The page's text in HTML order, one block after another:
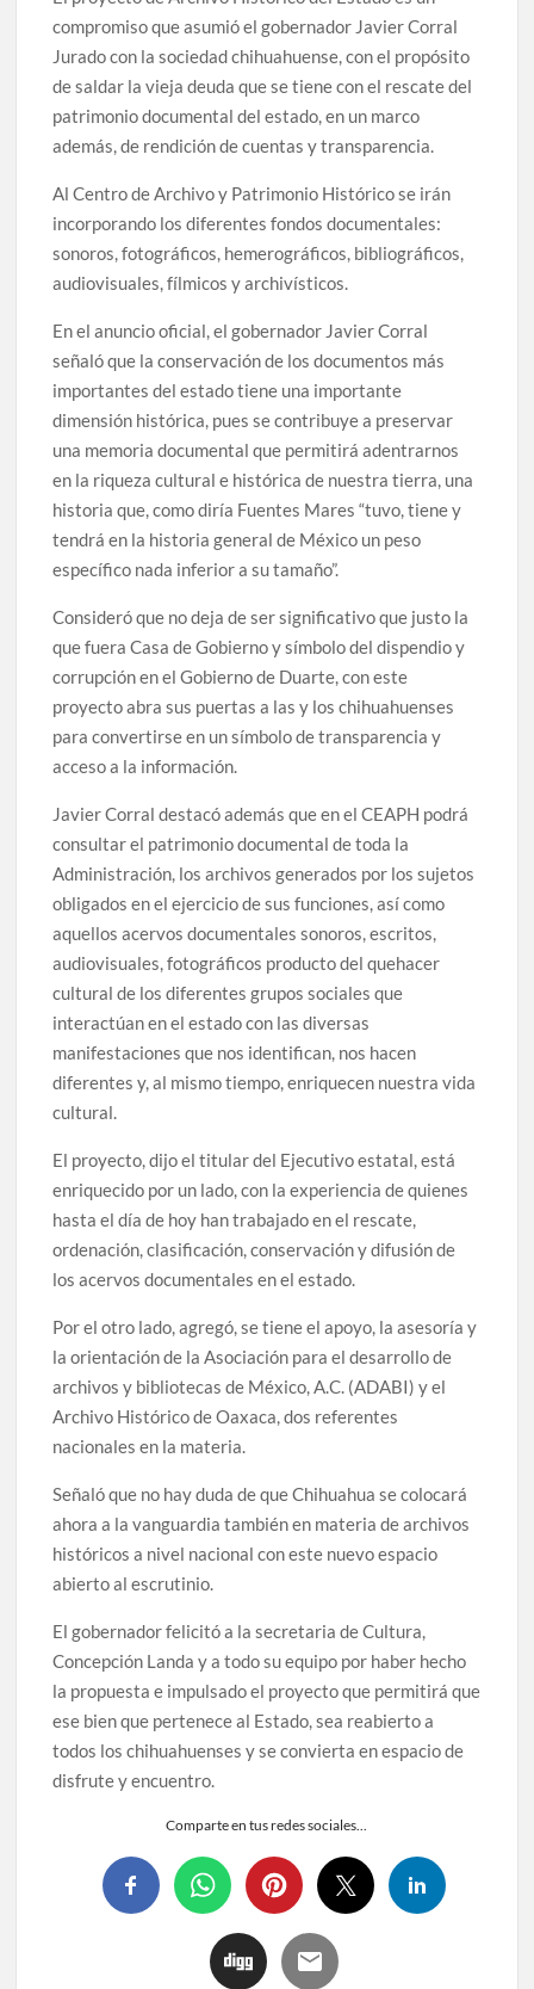
compromiso que asumió el gobernador Javier Corral
Jurado con la sociedad chihuahuense, con el propósito
de saldar la vieja deuda que se tiene con el rescate del
patrimonio documental del estado, en un marco
además, de rendición de cuentas y transparencia.
Al Centro de Archivo y Patrimonio Histórico se irán
incorporando los diferentes fondos documentales:
sonoros, fotográficos, hemerográficos, bibliográficos,
audiovisuales, fílmicos y archivísticos.
En el anuncio oficial, el gobernador Javier Corral
señaló que la conservación de los documentos más
importantes del estado tiene una importante
dimensión histórica, pues se contribuye a preservar
una memoria documental que permitirá adentrarnos
en la riqueza cultural e histórica de nuestra tierra, una
historia que, como diría Fuentes Mares “tuvo, tiene y
tendrá en la historia general de México un peso
específico nada inferior a su tamaño”.
Consideró que no deja de ser significativo que justo la
que fuera Casa de Gobierno y símbolo del dispendio y
corrupción en el Gobierno de Duarte, con este
proyecto abra sus puertas a las y los chihuahuenses
para convertirse en un símbolo de transparencia y
acceso a la información.
Javier Corral destacó además que en el CEAPH podrá
consultar el patrimonio documental de toda la
Administración, los archivos generados por los sujetos
obligados en el ejercicio de sus funciones, así como
aquellos acervos documentales sonoros, escritos,
audiovisuales, fotográficos producto del quehacer
cultural de los diferentes grupos sociales que
interactúan en el estado con las diversas
manifestaciones que nos identifican, nos hacen
diferentes y, al mismo tiempo, enriquecen nuestra vida
cultural.
El proyecto, dijo el titular del Ejecutivo estatal, está
enriquecido por un lado, con la experiencia de quienes
hasta el día de hoy han trabajado en el rescate,
ordenación, clasificación, conservación y difusión de
los acervos documentales en el estado.
Por el otro lado, agregó, se tiene el apoyo, la asesoría y
la orientación de la Asociación para el desarrollo de
archivos y bibliotecas de México, A.C. (ADABI) y el
Archivo Histórico de Oaxaca, dos referentes
nacionales en la materia.
Señaló que no hay duda de que Chihuahua se colocará
ahora a la vanguardia también en materia de archivos
históricos a nivel nacional con este nuevo espacio
abierto al escrutinio.
El gobernador felicitó a la secretaria de Cultura,
Concepción Landa y a todo su equipo por haber hecho
la propuesta e impulsado el proyecto que permitirá que
ese bien que pertenece al Estado, sea reabierto a
todos los chihuahuenses y se convierta en espacio de
disfrute y encuentro.
Comparte en tus redes sociales...